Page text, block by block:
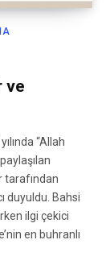
ve
“Allah
tarafından
duyuldu. Bahsi
ilgi çekici
en buhranlı